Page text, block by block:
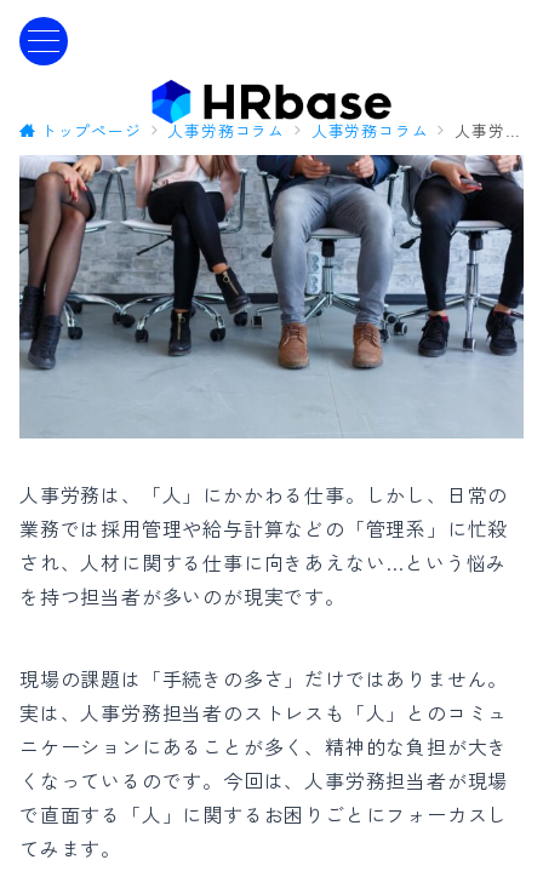
トップページ 人事労務コラム 人事労務コラム 人事労務担当者の困りごと。現場の「人」に関するストレス3選と、効率化のポイント
人事労務は、「人」にかかわる仕事。しかし、日常の
業務では採用管理や給与計算などの「管理系」に忙殺
され、人材に関する仕事に向きあえない…という悩み
を持つ担当者が多いのが現実です。
現場の課題は「手続きの多さ」だけではありません。
実は、人事労務担当者のストレスも「人」とのコミュ
ニケーションにあることが多く、精神的な負担が大き
くなっているのです。今回は、人事労務担当者が現場
で直面する「人」に関するお困りごとにフォーカスし
てみます。